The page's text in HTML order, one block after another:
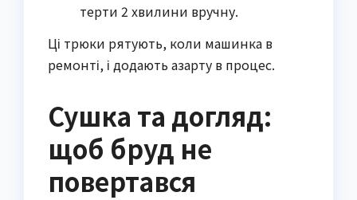
терти 2 хвилини вручну.
Ці трюки рятують, коли машинка в
ремонті, і додають азарту в процес.
Сушка та догляд:
щоб бруд не
повертався